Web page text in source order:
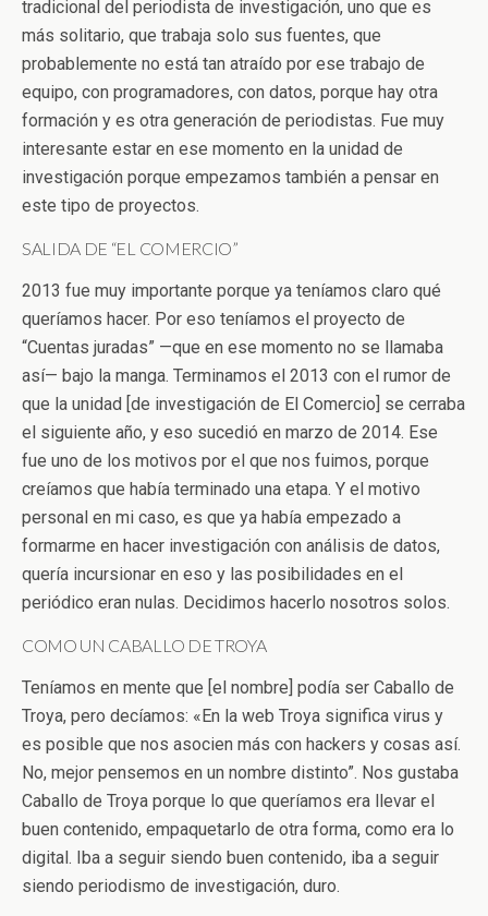
tradicional del periodista de investigación, uno que es
más solitario, que trabaja solo sus fuentes, que
probablemente no está tan atraído por ese trabajo de
equipo, con programadores, con datos, porque hay otra
formación y es otra generación de periodistas. Fue muy
interesante estar en ese momento en la unidad de
investigación porque empezamos también a pensar en
este tipo de proyectos.
SALIDA DE “EL COMERCIO”
2013 fue muy importante porque ya teníamos claro qué
queríamos hacer. Por eso teníamos el proyecto de
“Cuentas juradas” —que en ese momento no se llamaba
así— bajo la manga. Terminamos el 2013 con el rumor de
que la unidad [de investigación de El Comercio] se cerraba
el siguiente año, y eso sucedió en marzo de 2014. Ese
fue uno de los motivos por el que nos fuimos, porque
creíamos que había terminado una etapa. Y el motivo
personal en mi caso, es que ya había empezado a
formarme en hacer investigación con análisis de datos,
quería incursionar en eso y las posibilidades en el
periódico eran nulas. Decidimos hacerlo nosotros solos.
COMO UN CABALLO DE TROYA
Teníamos en mente que [el nombre] podía ser Caballo de
Troya, pero decíamos: «En la web Troya significa virus y
es posible que nos asocien más con hackers y cosas así.
No, mejor pensemos en un nombre distinto”. Nos gustaba
Caballo de Troya porque lo que queríamos era llevar el
buen contenido, empaquetarlo de otra forma, como era lo
digital. Iba a seguir siendo buen contenido, iba a seguir
siendo periodismo de investigación, duro.